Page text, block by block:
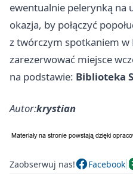
ewentualnie pelerynką na
okazja, by połączyć
z twórczym spotkaniem w
zarezerwować miejsce
na podstawie: Biblioteka
Autor:krystian
Zaobserwuj nas! Facebook